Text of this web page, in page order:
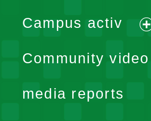
Campus activ
Community video
media reports